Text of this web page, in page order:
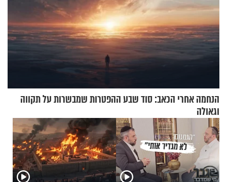
הנחמה אחרי הכאב: סוד שבע ההפטרות שמבשרות על תקווה
וגאולה